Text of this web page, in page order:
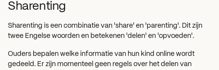
Sharenting
Sharenting is een combinatie van 'share' en 'parenting'. Dit zijn
twee Engelse woorden en betekenen 'delen' en 'opvoeden'.
Ouders bepalen welke informatie van hun kind online wordt
gedeeld. Er zijn momenteel geen regels over het delen van